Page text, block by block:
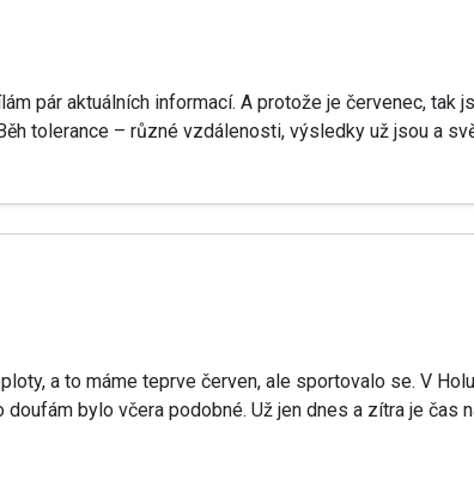
pár aktuálních informací. A protože je červenec, tak
tolerance – různé vzdálenosti, výsledky už jsou a
a to máme teprve červen, ale sportovalo se. V
bylo včera podobné. Už jen dnes a zítra je čas